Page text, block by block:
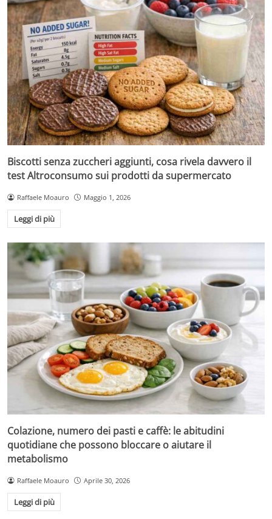
Biscotti senza zuccheri aggiunti, cosa rivela davvero il
test Altroconsumo sui prodotti da supermercato
Raffaele Moauro Maggio 1, 2026
Leggi di più
Colazione, numero dei pasti e caffè: le abitudini
quotidiane che possono bloccare o aiutare il
metabolismo
Raffaele Moauro Aprile 30, 2026
Leggi di più